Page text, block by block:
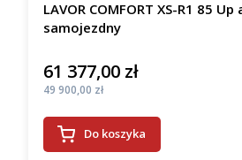
LAVOR COMFORT XS-R1 85
samojezdny
Cena
61 377,00 zł
Cena
49 900,00 zł
Do koszyka